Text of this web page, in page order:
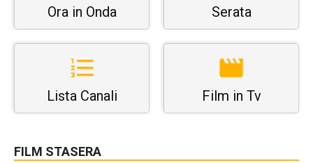
Ora in Onda Serata
Lista Canali Film in Tv
FILM STASERA